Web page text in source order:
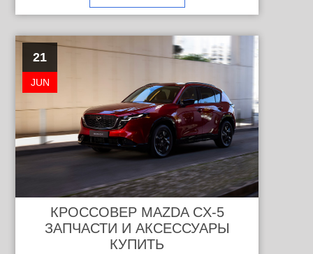
21
JUN
КРОССОВЕР MAZDA CX-5
ЗАПЧАСТИ И АКСЕССУАРЫ
КУПИТЬ